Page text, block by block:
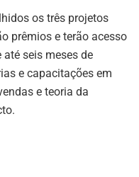
os três projetos
prêmios e terão acesso
seis meses de
e capacitações em
e teoria da